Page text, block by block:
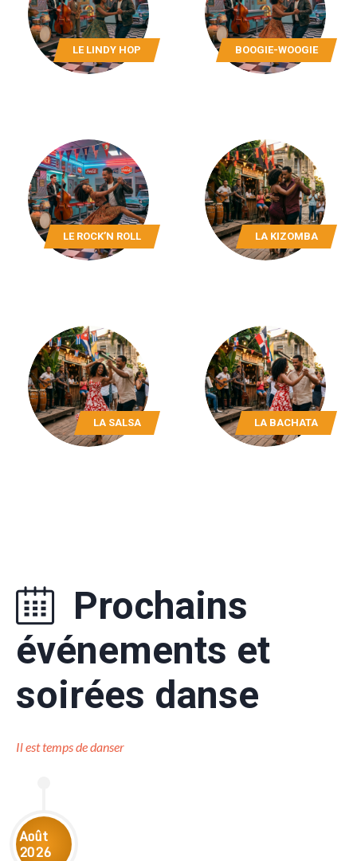
LE LINDY HOP BOOGIE-WOOGIE
LE ROCK’N ROLL LA KIZOMBA
LA SALSA LA BACHATA
Prochains
événements et
soirées danse
Il est temps de danser
Août
2026